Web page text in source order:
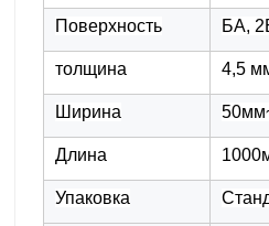
Поверхность БА,
толщина 4,5
Ширина
Длина
Упаковка